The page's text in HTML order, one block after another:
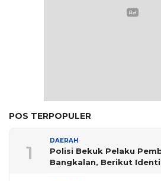
POS TERPOPULER
1
DAERAH
Polisi Bekuk Pelaku
Bangkalan, Berikut